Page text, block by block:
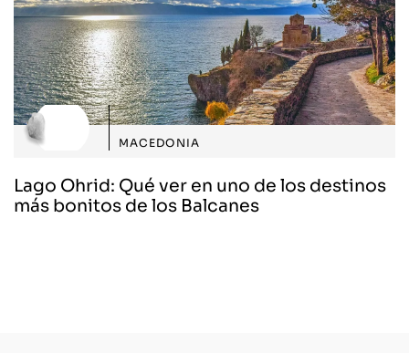
MACEDONIA
Lago Ohrid: Qué ver en uno de los destinos
más bonitos de los Balcanes